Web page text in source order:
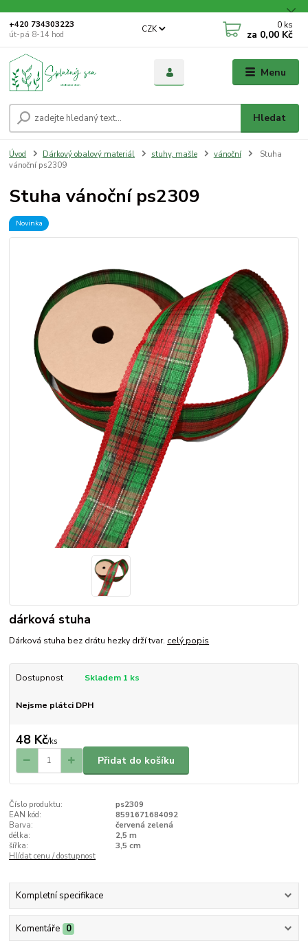
Menu
CZK
Hledat
+420 734303223
út-pá 8-14 hod
0 ks
za 0,00 Kč
Úvod Dárkový obalový materiál stuhy, mašle vánoční
Stuha
vánoční ps2309
Stuha vánoční ps2309
Novinka
dárková stuha
Dárková stuha bez drátu hezky drží tvar. celý popis
Dostupnost Skladem 1 ks
Nejsme plátci DPH
48 Kč/ks
Přidat do košíku
Číslo produktu:
ps2309
EAN kód:
8591671684092
Barva:
červená zelená
délka:
2,5 m
šířka:
3,5 cm
Hlídat cenu / dostupnost
Kompletní specifikace
Komentáře 0